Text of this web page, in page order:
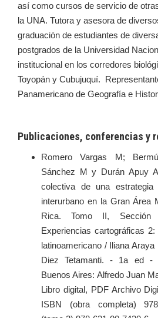
así como cursos de servicio de
la UNA. Tutora y asesora de
graduación de estudiantes de
postgrados de la Universidad
institucional en los corredores
Toyopán y Cubujuquí.
Panamericano de Geografía e
Publicaciones, conferencias y
Romero Vargas M;
Sánchez M y Durán Apuy
colectiva de una estrategia
interurbano en la Gran Área
Rica. Tomo II, Sección
Experiencias cartográficas
latinoamericano / Iliana
Diez Tetamanti. - 1a ed -
Buenos Aires: Alfredo Juan
Libro digital, PDF Archivo
ISBN (obra completa)